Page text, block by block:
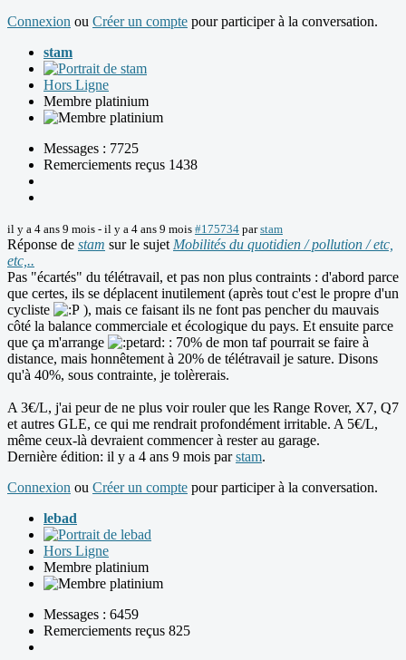
Connexion ou Créer un compte pour participer à la conversation.
stam
Hors Ligne
Membre platinium
Messages : 7725
Remerciements reçus 1438
il y a 4 ans 9 mois - il y a 4 ans 9 mois #175734 parstam
Réponse de stam sur le sujet Mobilités du quotidien / pollution / etc,
etc,..
Pas "écartés" du télétravail, et pas non plus contraints : d'abord parce
que certes, ils se déplacent inutilement (après tout c'est le propre d'un
cycliste
), mais ce faisant ils ne font pas pencher du mauvais
côté la balance commerciale et écologique du pays. Et ensuite parce
que ça m'arrange
: 70% de mon taf pourrait se faire à
distance, mais honnêtement à 20% de télétravail je sature. Disons
qu'à 40%, sous contrainte, je tolèrerais.
A 3€/L, j'ai peur de ne plus voir rouler que les Range Rover, X7, Q7
et autres GLE, ce qui me rendrait profondément irritable. A 5€/L,
même ceux-là devraient commencer à rester au garage.
Dernière édition: il y a 4 ans 9 mois parstam.
Connexion ou Créer un compte pour participer à la conversation.
lebad
Hors Ligne
Membre platinium
Messages : 6459
Remerciements reçus 825